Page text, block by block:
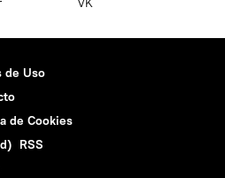
de Uso
de Cookies
RSS